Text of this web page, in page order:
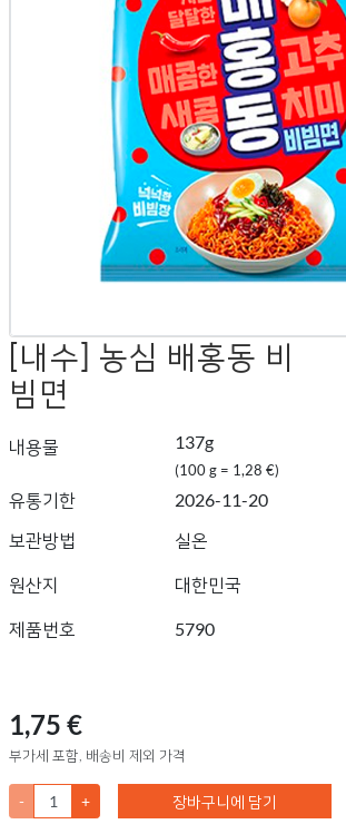
[내수] 농심 배홍동 비
빔면
내용물 137g
(100 g = 1,28 €)
유통기한
2026-11-20
보관방법
실온
원산지 대한민국
제품번호 5790
1,75 €
부가세 포함, 배송비 제외 가격
- + 장바구니에 담기